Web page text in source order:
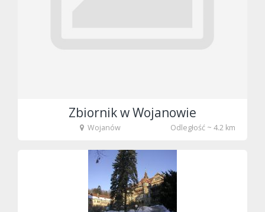
Zbiornik w Wojanowie
Wojanów Odległość ~ 4.2 km
fot. Tenet